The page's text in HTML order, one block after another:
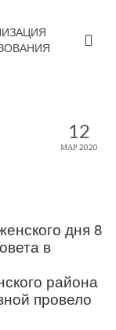
12
МАР 2020
дня 8
в
района
провело